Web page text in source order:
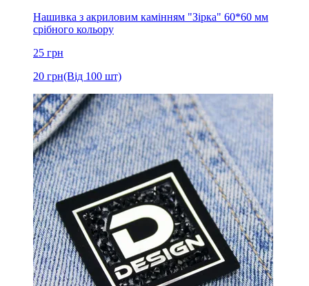
Нашивка з акриловим камінням "Зірка" 60*60 мм
срібного кольору
25 грн
20 грн(Від 100 шт)